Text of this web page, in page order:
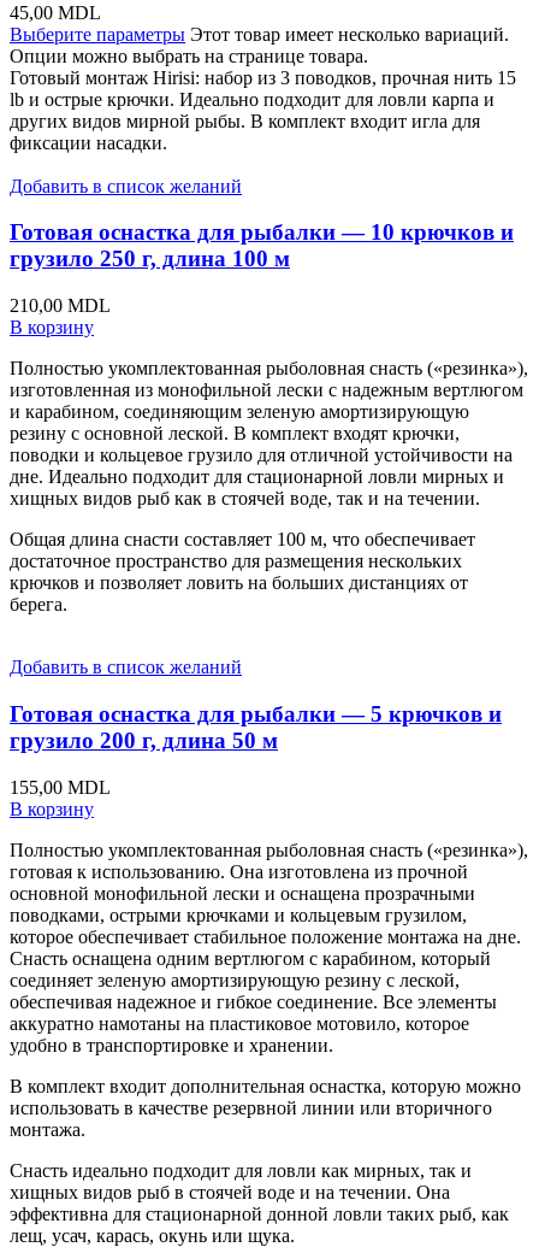
45,00 MDL
Выберите параметры Этот товар имеет несколько вариаций.
Опции можно выбрать на странице товара.
Готовый монтаж Hirisi: набор из 3 поводков, прочная нить 15
lb и острые крючки. Идеально подходит для ловли карпа и
других видов мирной рыбы. В комплект входит игла для
фиксации насадки.
Добавить в список желаний
Готовая оснастка для рыбалки — 10 крючков и
грузило 250 г, длина 100 м
210,00 MDL
В корзину
Полностью укомплектованная рыболовная снасть («резинка»),
изготовленная из монофильной лески с надежным вертлюгом
и карабином, соединяющим зеленую амортизирующую
резину с основной леской. В комплект входят крючки,
поводки и кольцевое грузило для отличной устойчивости на
дне. Идеально подходит для стационарной ловли мирных и
хищных видов рыб как в стоячей воде, так и на течении.
Общая длина снасти составляет 100 м, что обеспечивает
достаточное пространство для размещения нескольких
крючков и позволяет ловить на больших дистанциях от
берега.
Добавить в список желаний
Готовая оснастка для рыбалки — 5 крючков и
грузило 200 г, длина 50 м
155,00 MDL
В корзину
Полностью укомплектованная рыболовная снасть («резинка»),
готовая к использованию. Она изготовлена из прочной
основной монофильной лески и оснащена прозрачными
поводками, острыми крючками и кольцевым грузилом,
которое обеспечивает стабильное положение монтажа на дне.
Снасть оснащена одним вертлюгом с карабином, который
соединяет зеленую амортизирующую резину с леской,
обеспечивая надежное и гибкое соединение. Все элементы
аккуратно намотаны на пластиковое мотовило, которое
удобно в транспортировке и хранении.
В комплект входит дополнительная оснастка, которую можно
использовать в качестве резервной линии или вторичного
монтажа.
Снасть идеально подходит для ловли как мирных, так и
хищных видов рыб в стоячей воде и на течении. Она
эффективна для стационарной донной ловли таких рыб, как
лещ, усач, карась, окунь или щука.